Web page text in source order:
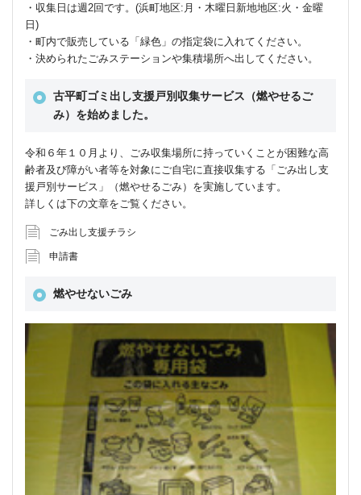
・収集日は週2回です。(浜町地区:月・木曜日新地地区:火・金曜
日)
・町内で販売している「緑色」の指定袋に入れてください。
・決められたごみステーションや集積場所へ出してください。
古平町ゴミ出し支援戸別収集サービス（燃やせるご
み）を始めました。
令和６年１０月より、ごみ収集場所に持っていくことが困難な高
齢者及び障がい者等を対象にご自宅に直接収集する「ごみ出し支
援戸別サービス」（燃やせるごみ）を実施しています。
詳しくは下の文章をご覧ください。
ごみ出し支援チラシ
申請書
燃やせないごみ